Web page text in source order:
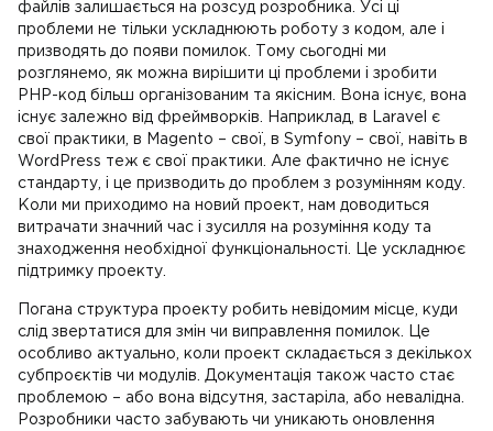
файлів залишається на розсуд розробника. Усі ці
проблеми не тільки ускладнюють роботу з кодом, але і
призводять до появи помилок. Тому сьогодні ми
розглянемо, як можна вирішити ці проблеми і зробити
PHP-код більш організованим та якісним. Вона існує, вона
існує залежно від фреймворків. Наприклад, в Laravel є
свої практики, в Magento – свої, в Symfony – свої, навіть в
WordPress теж є свої практики. Але фактично не існує
стандарту, і це призводить до проблем з розумінням коду.
Коли ми приходимо на новий проект, нам доводиться
витрачати значний час і зусилля на розуміння коду та
знаходження необхідної функціональності. Це ускладнює
підтримку проекту.
Погана структура проекту робить невідомим місце, куди
слід звертатися для змін чи виправлення помилок. Це
особливо актуально, коли проект складається з декількох
субпроєктів чи модулів. Документація також часто стає
проблемою – або вона відсутня, застаріла, або невалідна.
Розробники часто забувають чи уникають оновлення